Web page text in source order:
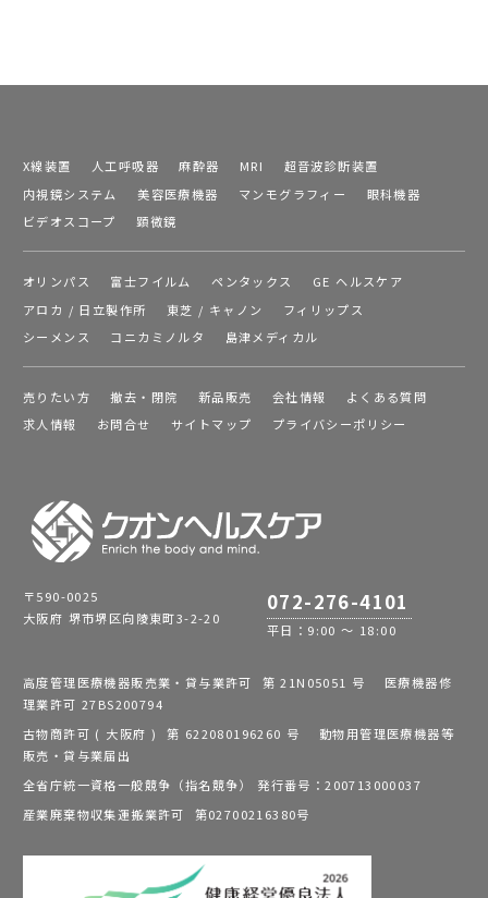
X線装置 人工呼吸器 麻酔器 MRI
超音波診断装置
内視鏡システム
美容医療機器 マンモグラフィー
眼科機器
ビデオスコープ
顕微鏡
オリンパス 富士フイルム ペンタックス
GE ヘルスケア
アロカ / 日立製作所
東芝 / キャノン
フィリップス
シーメンス
コニカミノルタ 島津メディカル
売りたい方 撤去・閉院 新品販売 会社情報
よくある質問
求人情報
お問合せ サイトマップ プライバシーポリシー
〒590-0025
大阪府 堺市堺区向陵東町3-2-20
072-276-4101
平日：9:00 ～ 18:00
高度管理医療機器販売業・貸与業許可 第 21N05051 号 医療機器修
理業許可 27BS200794
古物商許可 ( 大阪府 ) 第 622080196260 号 動物用管理医療機器等
販売・貸与業届出
全省庁統一資格一般競争（指名競争） 発行番号：200713000037
産業廃棄物収集運搬業許可 第02700216380号